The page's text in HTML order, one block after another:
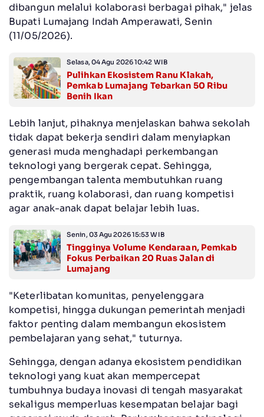
dibangun melalui kolaborasi berbagai pihak," jelas
Bupati Lumajang Indah Amperawati, Senin
(11/05/2026).
Selasa, 04 Agu 2026 10:42 WIB
Pulihkan Ekosistem Ranu Klakah,
Pemkab Lumajang Tebarkan 50 Ribu
Benih Ikan
Lebih lanjut, pihaknya menjelaskan bahwa sekolah
tidak dapat bekerja sendiri dalam menyiapkan
generasi muda menghadapi perkembangan
teknologi yang bergerak cepat. Sehingga,
pengembangan talenta membutuhkan ruang
praktik, ruang kolaborasi, dan ruang kompetisi
agar anak-anak dapat belajar lebih luas.
Senin, 03 Agu 2026 15:53 WIB
Tingginya Volume Kendaraan, Pemkab
Fokus Perbaikan 20 Ruas Jalan di
Lumajang
"Keterlibatan komunitas, penyelenggara
kompetisi, hingga dukungan pemerintah menjadi
faktor penting dalam membangun ekosistem
pembelajaran yang sehat," tuturnya.
Sehingga, dengan adanya ekosistem pendidikan
teknologi yang kuat akan mempercepat
tumbuhnya budaya inovasi di tengah masyarakat
sekaligus memperluas kesempatan belajar bagi